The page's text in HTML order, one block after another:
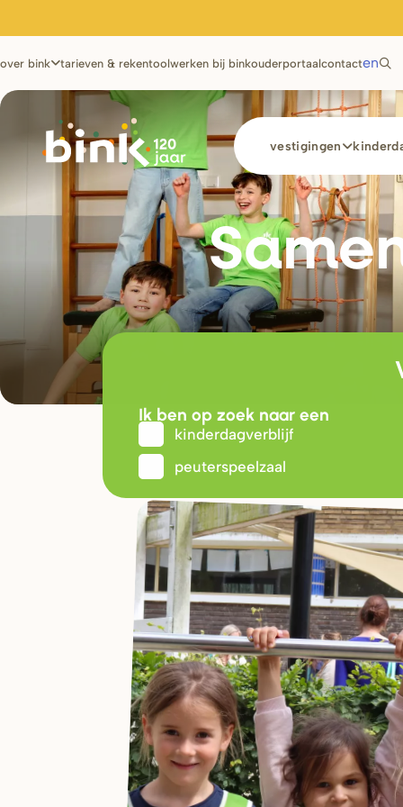
over bink tarieven & rekentoolwerken bij binkouderportaalcontacten
Main
navigationvestigingen
Ik ben op zoek naar een
kinderdagverblijf
peuterspeelzaal